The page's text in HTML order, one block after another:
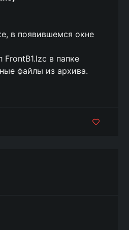
в появившемся окне
в папке
файлы из архива.